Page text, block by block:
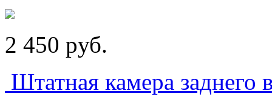
2 450 pуб.
Штатная камера заднего